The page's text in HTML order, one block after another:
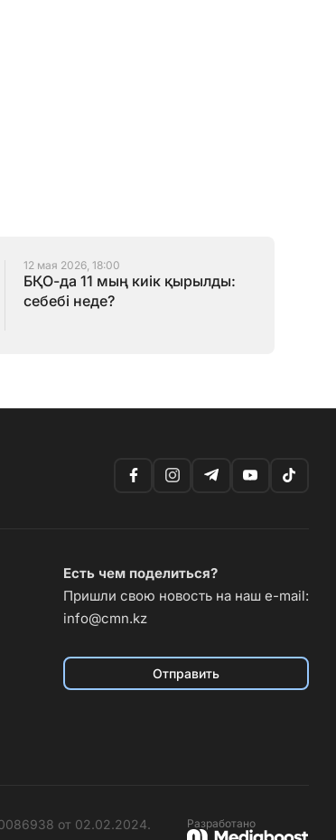
12 мая 2026, 18:00
БҚО-да 11 мың киік қырылды:
себебі неде?
Есть чем поделиться?
Пришли свою новость на наш e-mail:
info@cmn.kz
Отправить
от 02.02.2024.
Разработано